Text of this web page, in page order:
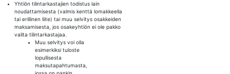
Yhtiön tilintarkastajien todistus lain
noudattamisesta (valmis kenttä lomakkeella
tai erillinen liite) tai muu selvitys osakkeiden
maksamisesta, jos osakeyhtiön ei ole pakko
valita tilintarkastajaa.
Muu selvitys voi olla
esimerkiksi tuloste
lopullisesta
maksutapahtumasta,